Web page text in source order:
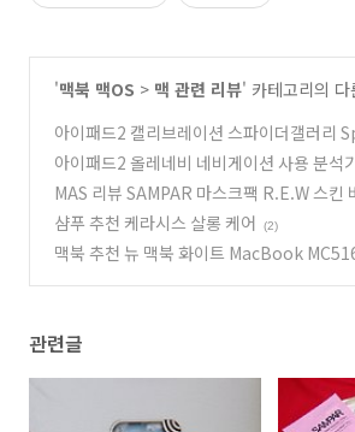
'맥북 맥OS > 맥 관련 리뷰' 카테고리의 다
아이패드2 캘리브레이션 스파이더갤러리
rGallery Desktop (11)
아이패드2 올레네비 네비게이션 사용 분석
점 단점 (11)
MAS 리뷰 SAMPAR 마스크팩 R.E.W 스킨
비 마몽드 레드킷
(24)
샴푸 추천 케라시스 살롱 케어 (2)
맥북 추천 뉴 맥북 화이트 MacBook
관련글